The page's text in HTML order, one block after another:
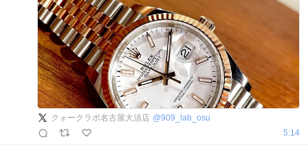
クォークラボ名古屋大須店 @909_lab_osu
5:14